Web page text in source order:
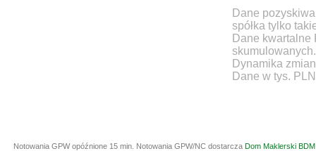
Dane
spółka tylko
Dane
skumulowanych.
Dynamika
Dane w tys. PLN
Notowania GPW opóźnione 15 min. Notowania GPW/NC dostarcza Dom Maklerski